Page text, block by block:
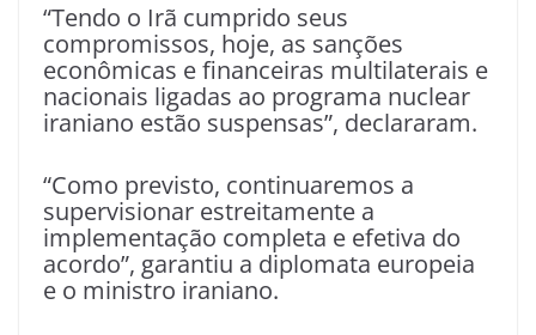
“Tendo o Irã cumprido seus
compromissos, hoje, as sanções
econômicas e financeiras multilaterais e
nacionais ligadas ao programa nuclear
iraniano estão suspensas”, declararam.
“Como previsto, continuaremos a
supervisionar estreitamente a
implementação completa e efetiva do
acordo”, garantiu a diplomata europeia
e o ministro iraniano.